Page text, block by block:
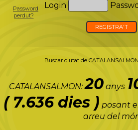
Login Passwd
Password
perdut?
REGISTRA'T
Buscar ciutat de
CATALANSALMON:20anys
( 7.636 dies ) posant
arreu del